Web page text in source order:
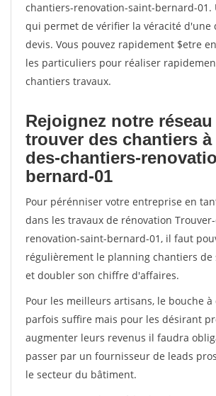
chantiers-renovation-saint-bernard-01.
qui permet de vérifier la véracité d'une
devis. Vous pouvez rapidement $etre
les particuliers pour réaliser
chantiers travaux.
Rejoignez notre
trouver des chantiers à
des-chantiers-
bernard-01
Pour pérénniser votre entreprise en
dans les travaux de rénovation
renovation-saint-bernard-01, il faut
régulièrement le planning chantiers de
et doubler son chiffre d'affaires.
Pour les meilleurs artisans, le bouche
parfois suffire mais pour les désirant
augmenter leurs revenus il faudra
passer par un fournisseur de leads
le secteur du bâtiment.